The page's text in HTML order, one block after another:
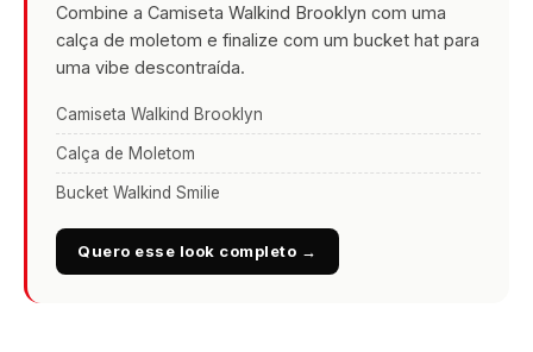
Combine a Camiseta Walkind Brooklyn com uma
calça de moletom e finalize com um bucket hat para
uma vibe descontraída.
Camiseta Walkind Brooklyn
Calça de Moletom
Bucket Walkind Smilie
Quero esse look completo →